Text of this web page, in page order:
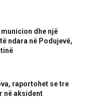
dhe një
ndara në Podujevë,
raportohet se tre
në aksident